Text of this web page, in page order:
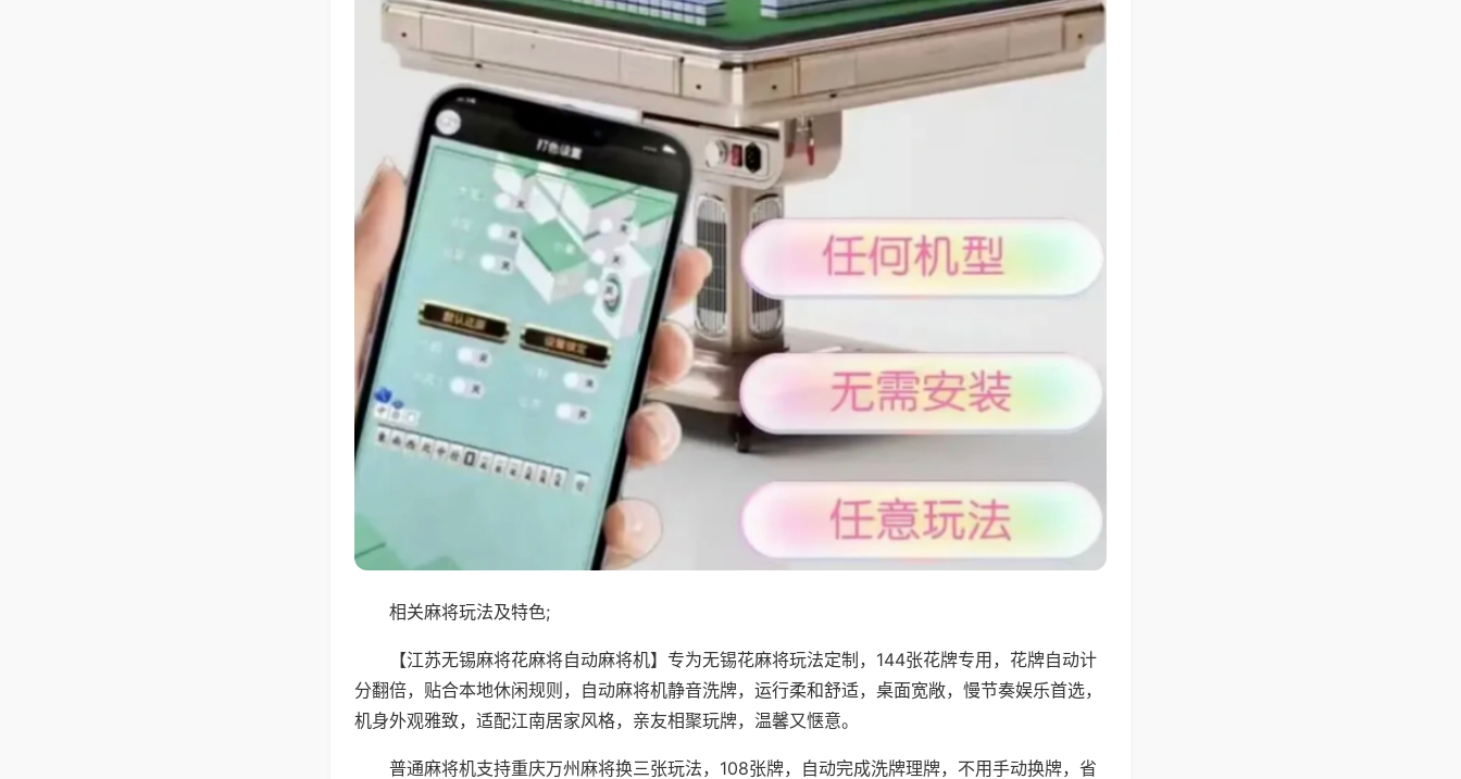
相关麻将玩法及特色;
【江苏无锡麻将花麻将自动麻将机】专为无锡花麻将玩法定制，144张花牌专用，花牌自动计
分翻倍，贴合本地休闲规则，自动麻将机静音洗牌，运行柔和舒适，桌面宽敞，慢节奏娱乐首选，
机身外观雅致，适配江南居家风格，亲友相聚玩牌，温馨又惬意。
普通麻将机支持重庆万州麻将换三张玩法，108张牌，自动完成洗牌理牌，不用手动换牌，省